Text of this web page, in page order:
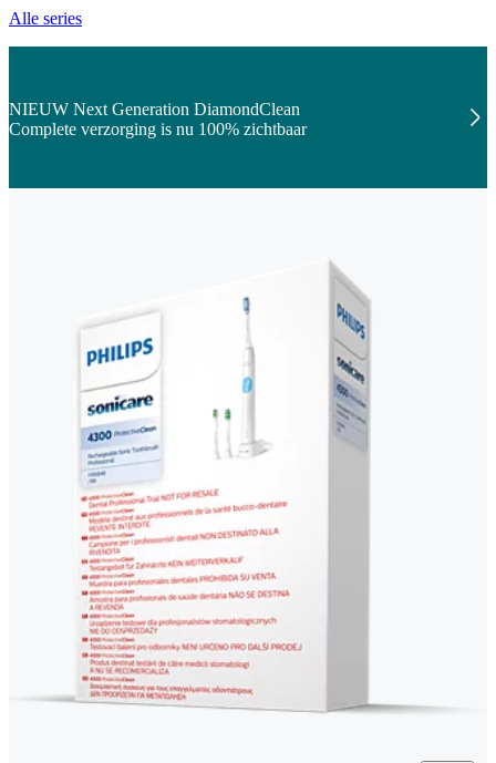
Alle series
NIEUW Next Generation DiamondClean
Complete verzorging is nu 100% zichtbaar